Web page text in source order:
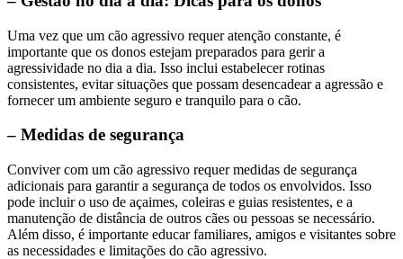
Uma vez que um cão agressivo requer atenção constante, é
importante que os donos estejam preparados para gerir a
agressividade no dia a dia. Isso inclui estabelecer rotinas
consistentes, evitar situações que possam desencadear a agressão e
fornecer um ambiente seguro e tranquilo para o cão.
– Medidas de segurança
Conviver com um cão agressivo requer medidas de segurança
adicionais para garantir a segurança de todos os envolvidos. Isso
pode incluir o uso de açaimes, coleiras e guias resistentes, e a
manutenção de distância de outros cães ou pessoas se necessário.
Além disso, é importante educar familiares, amigos e visitantes sobre
as necessidades e limitações do cão agressivo.